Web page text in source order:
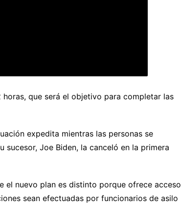
que será el objetivo para completar las
expedita mientras las personas se
sucesor, Joe Biden, la canceló en la primera
el nuevo plan es distinto porque ofrece acceso
sean efectuadas por funcionarios de asilo